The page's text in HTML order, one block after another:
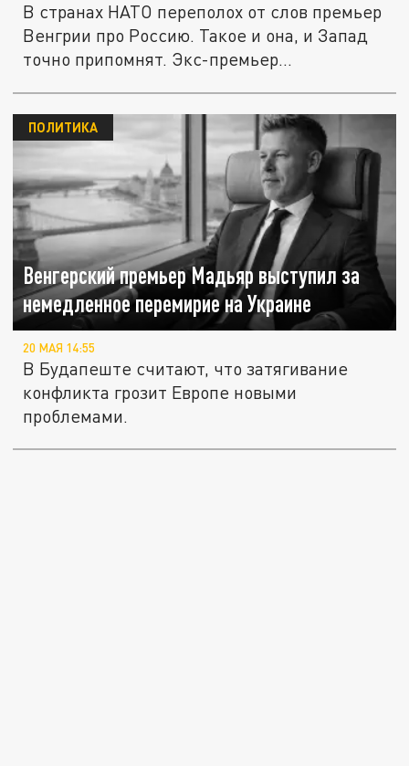
В странах НАТО переполох от слов премьер
Венгрии про Россию. Такое и она, и Запад
точно припомнят. Экс-премьер...
Венгерский премьер Мадьяр выступил за
немедленное перемирие на Украине
ПОЛИТИКА
20 МАЯ 14:55
В Будапеште считают, что затягивание
конфликта грозит Европе новыми
проблемами.